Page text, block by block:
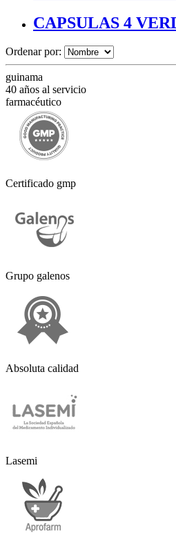
CAPSULAS 4
Ordenar por:
guinama
40 años al servicio
farmacéutico
Certificado gmp
Grupo galenos
Absoluta calidad
Lasemi